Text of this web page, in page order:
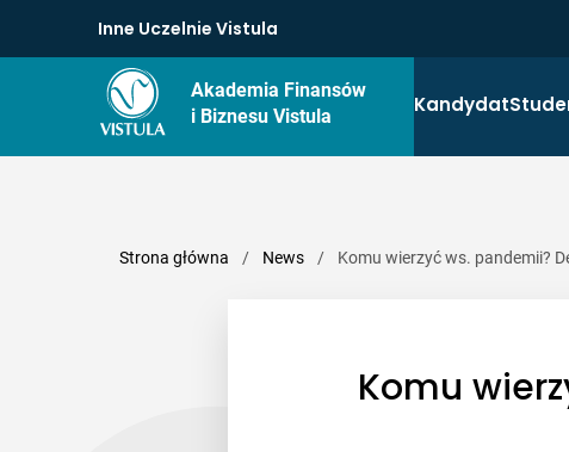
Inne Uczelnie Vistula
Akademia Finansów
i Biznesu Vistula
Kandydat
Strona główna / News / Komu wierzyć ws. pandemii?
Komu